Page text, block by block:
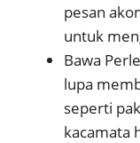
pesan
untuk
Bawa
lupa
seperti
kacamata